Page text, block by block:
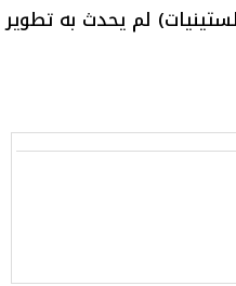
لم يحدث به تطوير